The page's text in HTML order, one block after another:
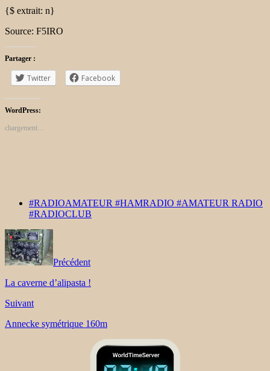
{$ extrait: n}
Source: F5IRO
Partager :
Twitter Facebook
WordPress:
chargement…
#RADIOAMATEUR #HAMRADIO #AMATEUR RADIO
#RADIOCLUB
Précédent
La caverne d’alipasta !
Suivant
Annecke symétrique 160m